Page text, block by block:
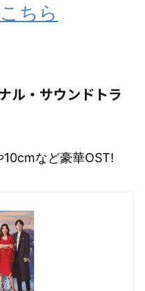
こちら
ル・サウンドトラ
など豪華OST!